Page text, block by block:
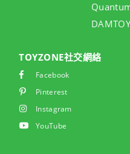
TOYZONE社交網絡
Facebook
Pinterest
Instagram
YouTube